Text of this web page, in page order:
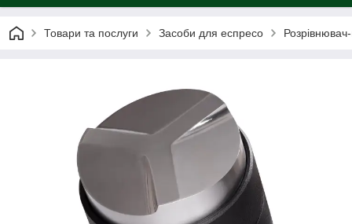
Товари та послуги Засоби для еспресо